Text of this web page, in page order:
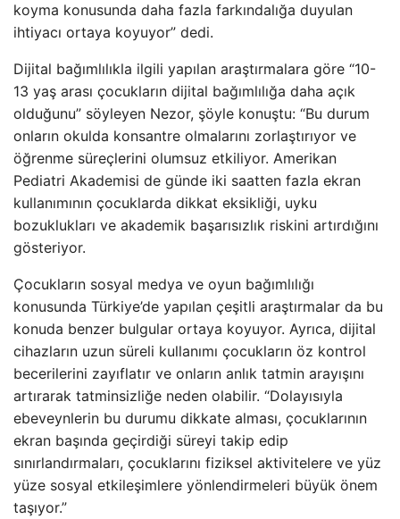
koyma konusunda daha fazla farkındalığa duyulan
ihtiyacı ortaya koyuyor” dedi.
Dijital bağımlılıkla ilgili yapılan araştırmalara göre “10-
13 yaş arası çocukların dijital bağımlılığa daha açık
olduğunu” söyleyen Nezor, şöyle konuştu: “Bu durum
onların okulda konsantre olmalarını zorlaştırıyor ve
öğrenme süreçlerini olumsuz etkiliyor. Amerikan
Pediatri Akademisi de günde iki saatten fazla ekran
kullanımının çocuklarda dikkat eksikliği, uyku
bozuklukları ve akademik başarısızlık riskini artırdığını
gösteriyor.
Çocukların sosyal medya ve oyun bağımlılığı
konusunda Türkiye’de yapılan çeşitli araştırmalar da bu
konuda benzer bulgular ortaya koyuyor. Ayrıca, dijital
cihazların uzun süreli kullanımı çocukların öz kontrol
becerilerini zayıflatır ve onların anlık tatmin arayışını
artırarak tatminsizliğe neden olabilir. “Dolayısıyla
ebeveynlerin bu durumu dikkate alması, çocuklarının
ekran başında geçirdiği süreyi takip edip
sınırlandırmaları, çocuklarını fiziksel aktivitelere ve yüz
yüze sosyal etkileşimlere yönlendirmeleri büyük önem
taşıyor.”